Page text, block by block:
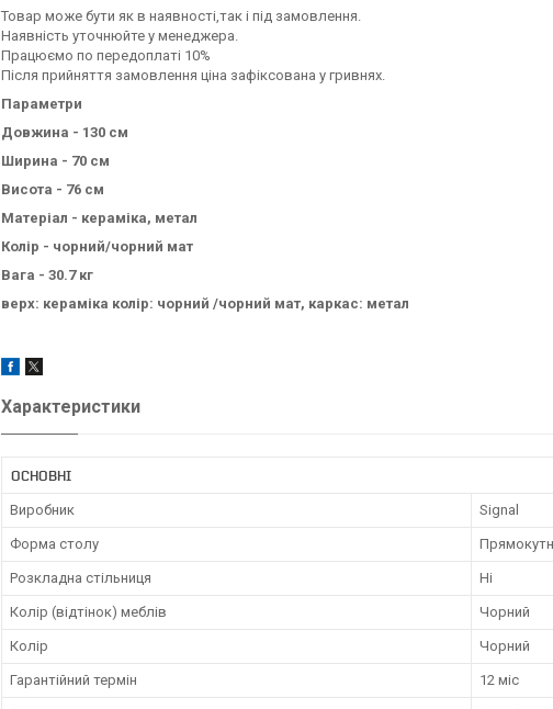
Товар може бути як в наявності,так і під замовлення.
Наявність уточнюйте у менеджера.
Працюємо по передоплаті 10%
Після прийняття замовлення ціна зафіксована у гривнях.
Параметри
Довжина - 130 см
Ширина - 70 см
Висота - 76 см
Матеріал - кераміка, метал
Колір - чорний/чорний мат
Вага - 30.7 кг
верх: кераміка колір: чорний /чорний мат, каркас: метал
Характеристики
ОСНОВНІ
Виробник Signal
Форма столу
Розкладна стільниця Ні
Колір (відтінок) меблів Чорний
Колір Чорний
Гарантійний термін 12 міс